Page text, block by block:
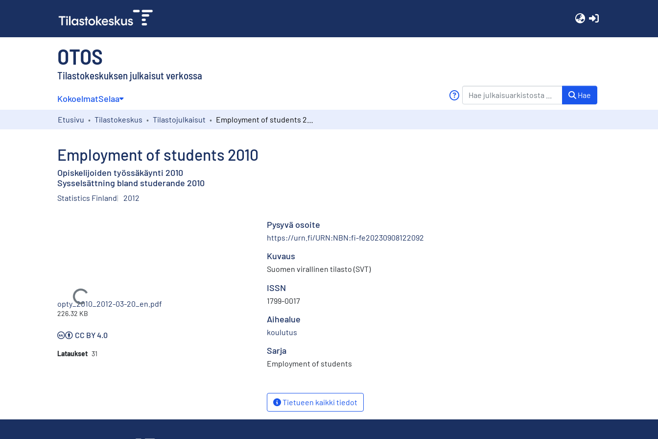
OTOS
Tilastokeskuksen julkaisut verkossa
KokoelmatSelaa Hae
Etusivu Tilastokeskus Tilastojulkaisut
Employment of students 2010
Opiskelijoiden työssäkäynti 2010
Sysselsättning bland studerande 2010
Statistics Finland 2012
Ladataan...
opty_2010_2012-03-20_en.pdf
226.32 KB
CC BY 4.0
Lataukset 31
Pysyvä osoite
https://urn.fi/URN:NBN:fi-fe20230908122092
Kuvaus
Suomen virallinen tilasto (SVT)
ISSN
1799-0017
Aihealue
koulutus
Sarja
Employment of students
Tietueen kaikki tiedot